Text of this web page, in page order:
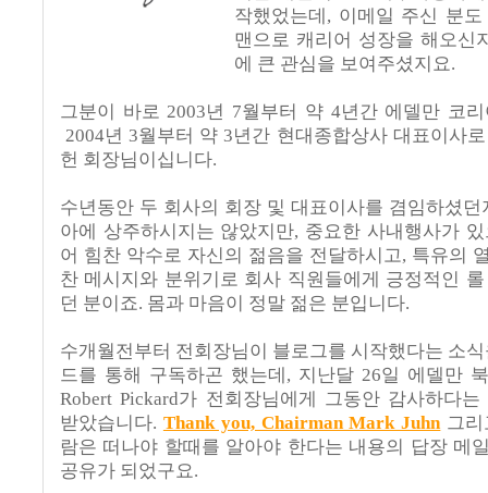
작했었는데, 이메일 주신 분
맨으로 캐리어 성장을 해오신
에 큰 관심을 보여주셨지요.
그분이 바로 2003년 7월부터 약 4년간 에델만 코
2004년 3월부터 약 3년간 현대종합상사 대표이사
헌 회장님이십니다.
수년동안 두 회사의 회장 및 대표이사를 겸임하셨던
아에 상주하시지는 않았지만, 중요한 사내행사가
어 힘찬 악수로 자신의 젊음을 전달하시고, 특유의
찬 메시지와 분위기로 회사 직원들에게 긍정적인
던 분이죠. 몸과 마음이 정말 젊은 분입니다.
수개월전부터 전회장님이 블로그를 시작했다는 소식
드를 통해 구독하곤 했는데, 지난달 26일 에델만
Robert Pickard가 전회장님에게 그동안 감사하다
받았습니다. Thank you, Chairman Mark Juhn그리
람은 떠나야 할때를 알아야 한다는 내용의 답장 메
공유가 되었구요.